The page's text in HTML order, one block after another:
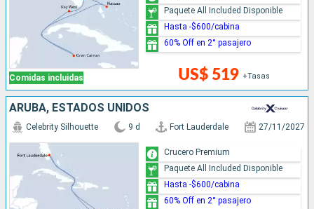
Comidas incluidas US$ 519 +Tasas
Paquete All Included Disponible
Hasta -$600/cabina
60% Off en 2° pasajero
ARUBA, ESTADOS UNIDOS
Celebrity Silhouette 9 d Fort Lauderdale 27/11/2027
Crucero Premium
Paquete All Included Disponible
Hasta -$600/cabina
60% Off en 2° pasajero